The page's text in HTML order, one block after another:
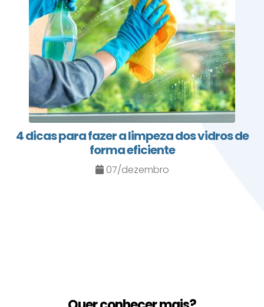
4 dicas para fazer a limpeza dos vidros de
forma eficiente
07/dezembro